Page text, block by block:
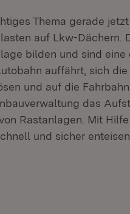
Thema gerade
auf Lkw-Dächern.
bilden und sind
auffährt, sich
und auf die
das
Rastanlagen. Mit
und sicher enteisen.